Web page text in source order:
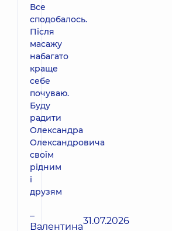
Все
сподобалось.
Після
масажу
набагато
краще
себе
почуваю.
Буду
радити
Олександра
Олександровича
своїм
рідним
і
друзям
–
Валентина31.07.2026